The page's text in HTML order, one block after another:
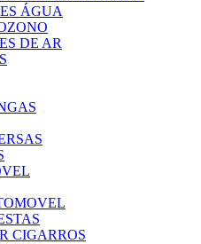
ÁGUA
DE AR
CIGARROS